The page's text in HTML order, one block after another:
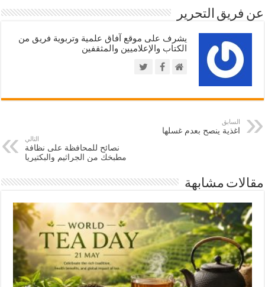
عن فريق التحرير
يشرف على موقع آفاق علمية وتربوية فريق من
الكتاب والإعلاميين والمثقفين
السابق
اغذية ينصح بعدم غسلها
التالي
نصائح للمحافظة على نظافة
مطبخك من الجراثيم والبكتيريا
مقالات مشابهة